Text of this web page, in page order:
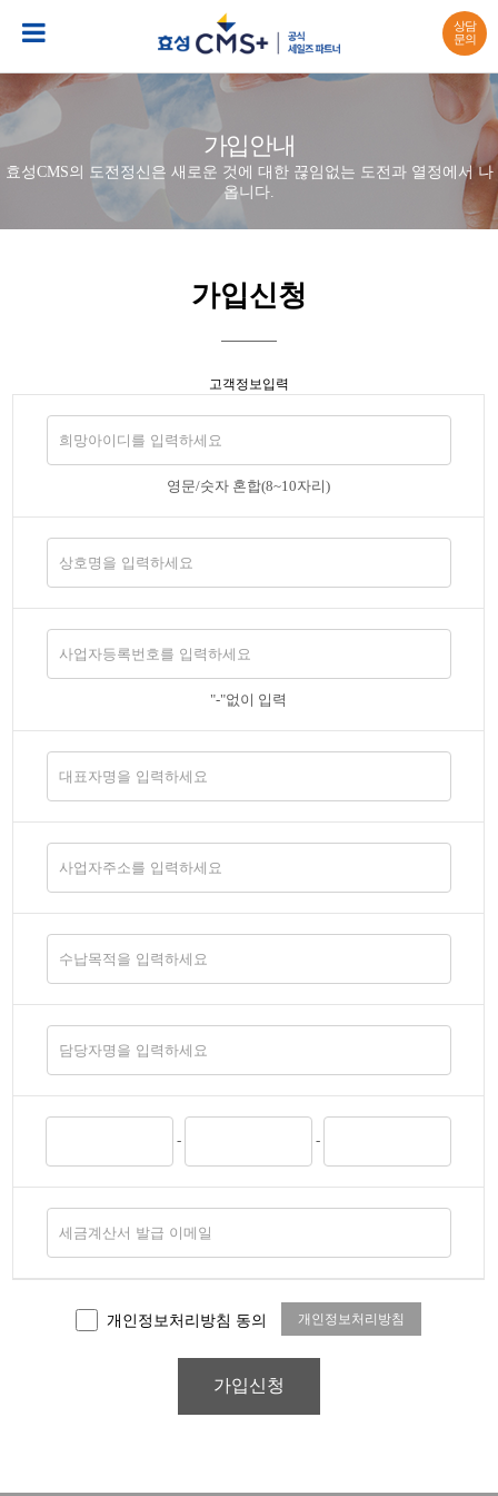
상담
문의
가입안내
효성CMS의 도전정신은 새로운 것에 대한 끊임없는 도전과 열정에서 나
옵니다.
가입신청
고객정보입력
영문/숫자 혼합(8~10자리)
"-"없이 입력
- -
개인정보처리방침 동의 개인정보처리방침